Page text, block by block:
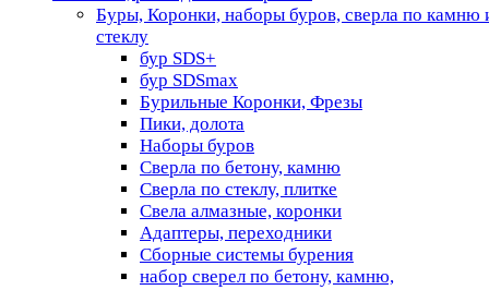
Буры, Коронки, наборы буров, сверла по камню
стеклу
бур SDS+
бур SDSmax
Бурильные Коронки, Фрезы
Пики, долота
Наборы буров
Сверла по бетону, камню
Сверла по стеклу, плитке
Свела алмазные, коронки
Адаптеры, переходники
Сборные системы бурения
набор сверел по бетону, камню,